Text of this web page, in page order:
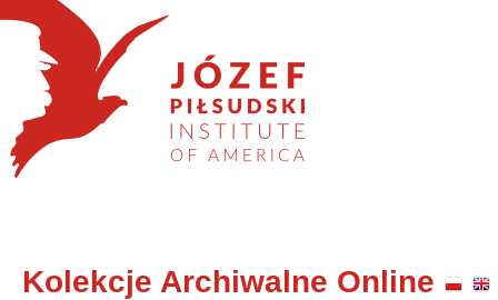
Kolekcje Archiwalne Online